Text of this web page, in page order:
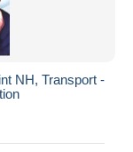
NH, Transport -